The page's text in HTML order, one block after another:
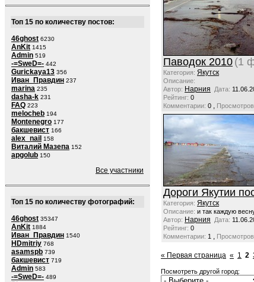
Топ 15 по количеству постов:
46ghost 6230
AnKit 1415
Admin 519
-=SweD=- 442
Gurickaya13 356
Иван_Правдин 237
marina 235
dasha-k 231
FAQ 223
melocheb 194
Montenegro 177
бакшевист 166
alex_nail 158
Виталий Мазепа 152
apgolub 150
Все участники
Топ 15 по количеству фотографий:
46ghost 35347
AnKit 1884
Иван_Правдин 1540
HDmitriy 768
asamspb 739
бакшевист 719
Admin 583
-=SweD=- 489
Паводок 2010 (1
Категория: Якутск
Описание:
Автор: Нарния Дата:
Рейтинг: 0
Комментарии: 0 ,
Дороги Якутии
Категория: Якутск
Описание: и так каждую
Автор: Нарния Дата:
Рейтинг: 0
Комментарии: 1 ,
« Первая страница « 1 2
Посмотреть другой город: